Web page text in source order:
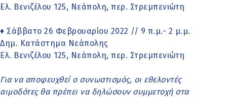
Ελ. Βενιζέλου 125, Νεάπολη, περ. Στρεμπενιώτη
♦ Σάββατο 26 Φεβρουαρίου 2022 // 9 π.μ.- 2 μ.μ.
Δημ. Κατάστημα Νεάπολης
Ελ. Βενιζέλου 125, Νεάπολη, περ. Στρεμπενιώτη
Για να αποφευχθεί ο συνωστισμός, οι εθελοντές
αιμοδότες θα πρέπει να δηλώσουν συμμετοχή στα